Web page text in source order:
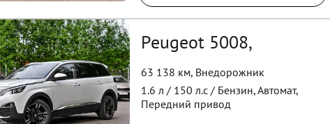
Peugeot 5008,
63 138 км, Внедорожник
1.6 л / 150 л.с / Бензин,Автомат,
Передний привод